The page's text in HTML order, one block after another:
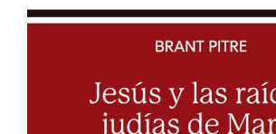
DISCIPULADOS
CUIDADO PASTORAL